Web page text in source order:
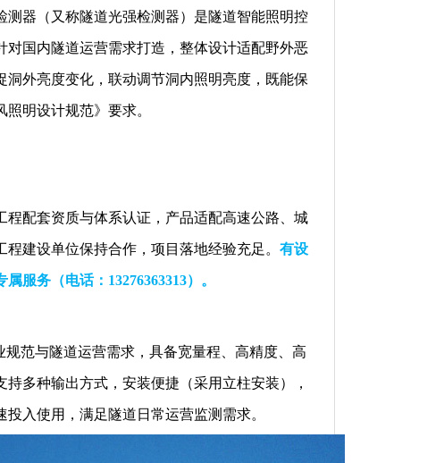
器（又称隧道光强检测器）是隧道智能照明控
国内隧道运营需求打造，整体设计适配野外恶
外亮度变化，联动调节洞内照明亮度，既能保
明设计规范》要求。
配套资质与体系认证，产品适配高速公路、城
建设单位保持合作，项目落地经验充足。 有设
服务（电话：13276363313）。
范与隧道运营需求，具备宽量程、高精度、高
多种输出方式，安装便捷（采用立柱安装），
入使用，满足隧道日常运营监测需求。